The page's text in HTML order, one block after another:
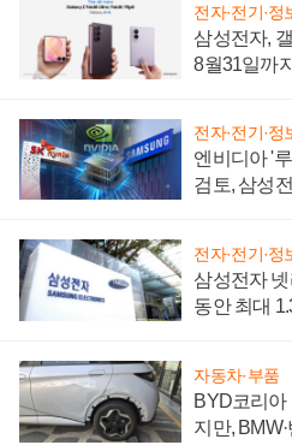
전자·전기·정
삼성전자,
8월31일까
전자·전기·정
엔비디아 '
검토, 삼성
전자·전기·정
삼성전자
동안 최대
자동차·부품
BYD코리아
지만,